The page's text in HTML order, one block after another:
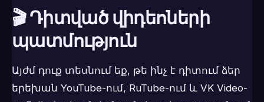
🎬 Դիտված վիդեոների
պատմություն
Այժմ դուք տեսնում եք, թե ինչ է դիտում ձեր
երեխան YouTube-ում, RuTube-ում և VK Video-